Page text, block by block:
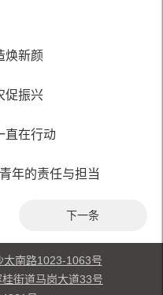
焕新颜
促振兴
直在行动
年的责任与担当
下一条
太南路1023-1063号
街道马岗大道33号